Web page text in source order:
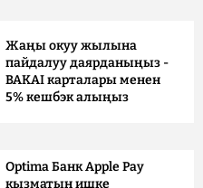
Жаңы окуу жылына
пайдалуу даярданыңыз -
BAKAI карталары менен
5% кешбэк алыңыз
Optima Банк Apple Pay
кызматын ишке